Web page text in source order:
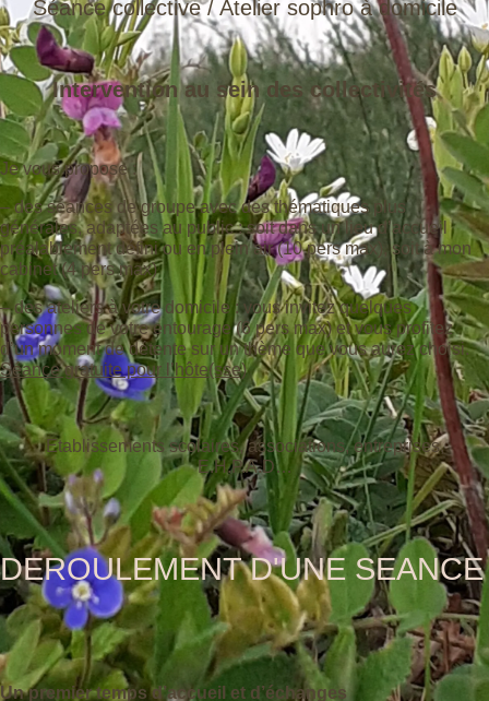
Séance collective / Atelier sophro à domicile
Intervention au sein des collectivités
Je vous propose :
– des séances de groupe avec des thématiques plus
générales, adaptées au public : soit dans un lieu d’accueil
préalablement défini ou en plein air (10 pers max), soit à mon
cabinet (4 pers max)
– des ateliers à votre domicile : vous invitez quelques
personnes de votre entourage (6 pers max) et vous profitez
d’un moment de détente sur un thème que vous aurez choisi.
Séance gratuite pour l’hôte(sse)
Etablissements scolaires, associations, entreprises,
E.H.P.A.D…
DEROULEMENT D'UNE SEANCE
Un premier temps d’accueil et d’échanges